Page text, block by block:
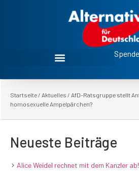
Startseite / Aktuelles / AfD-Ratsgruppe stellt
homosexuelle Ampelpärchen?
Neueste Beiträge
Alice Weidel rechnet mit dem Kanzler ab!